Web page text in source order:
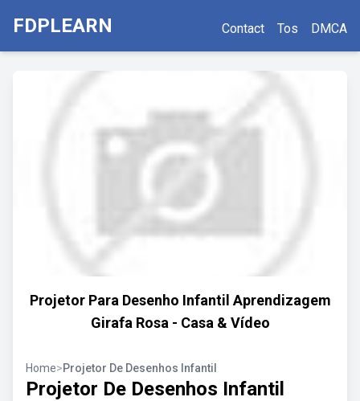
FDPLEARN Contact Tos DMCA
Projetor Para Desenho Infantil Aprendizagem
Girafa Rosa - Casa & Vídeo
Home>Projetor De Desenhos Infantil
Projetor De Desenhos Infantil